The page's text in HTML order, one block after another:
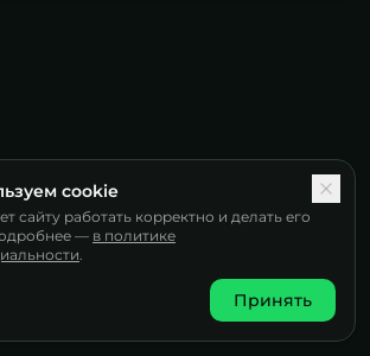
cookie
сайту работать корректно и делать его
— в политике
.
Принять